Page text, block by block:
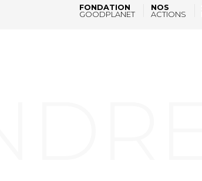
FONDATION
GOODPLANET
NOS
ACTIONS